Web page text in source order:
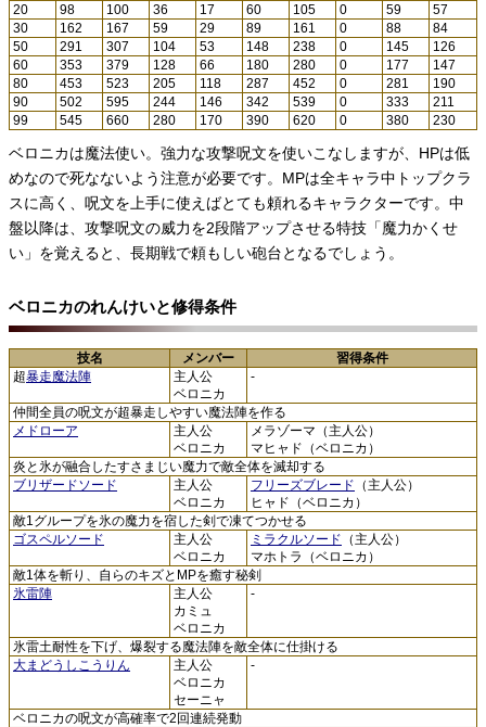
20
98 100 36 17 60 105 0 59
57
30
162 167 59 29 89 161 0 88
84
50
291 307 104 53 148 238 0 145
126
60
353 379 128 66 180 280 0 177
147
80
453 523 205 118 287 452 0 281
190
90
502 595 244 146 342 539 0 333
211
99
545 660 280 170 390 620 0 380 230
ベロニカは魔法使い。強力な攻撃呪文を使いこなしますが、HPは低
めなので死なないよう注意が必要です。MPは全キャラ中トップクラ
スに高く、呪文を上手に使えばとても頼れるキャラクターです。中
盤以降は、攻撃呪文の威力を2段階アップさせる特技「魔力かくせ
い」を覚えると、長期戦で頼もしい砲台となるでしょう。
ベロニカのれんけいと修得条件
技名 メンバー
習得条件
超暴走魔法陣
主人公
ベロニカ
-
仲間全員の呪文が超暴走しやすい魔法陣を作る
メドローア
主人公
ベロニカ
メラゾーマ（主人公）
マヒャド（ベロニカ）
炎と氷が融合したすさまじい魔力で敵全体を滅却する
ブリザードソード
主人公
ベロニカ
フリーズブレード （主人公）
ヒャド（ベロニカ）
敵1グループを氷の魔力を宿した剣で凍てつかせる
ゴスペルソード
主人公
ベロニカ
ミラクルソード （主人公）
マホトラ（ベロニカ）
敵1体を斬り、自らのキズとMPを癒す秘剣
氷雷陣
主人公
カミュ
ベロニカ
-
氷雷土耐性を下げ、爆裂する魔法陣を敵全体に仕掛ける
大まどうしこうりん
主人公
ベロニカ
セーニャ
-
ベロニカの呪文が高確率で2回連続発動